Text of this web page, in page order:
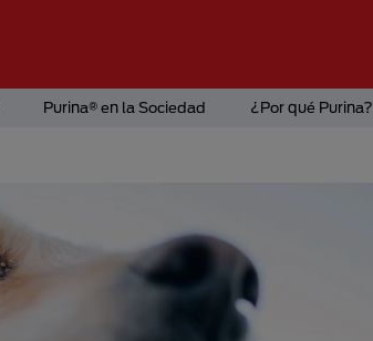
Purina® en la Sociedad ¿Por qué Purina?